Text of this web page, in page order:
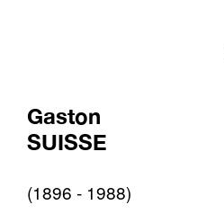
Gaston
SUISSE
(1896 - 1988)